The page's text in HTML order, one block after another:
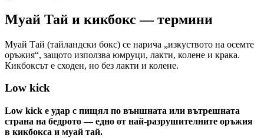
Муай Тай и кикбокс — термини
Муай Тай (тайландски бокс) се нарича „изкуството на осемте
оръжия“, защото използва юмруци, лакти, колене и крака.
Кикбоксът е сходен, но без лакти и колене.
Low kick
Low kick е удар с пищял по външната или вътрешната
страна на бедрото — едно от най-разрушителните оръжия
в кикбокса и муай тай.